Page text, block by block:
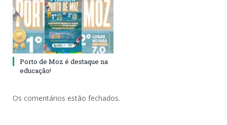
Porto de Moz é destaque na
educação!
Os comentários estão fechados.